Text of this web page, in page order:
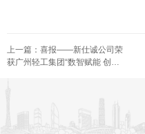
上一篇：喜报——新仕诚公司荣
获广州轻工集团“数智赋能 创新